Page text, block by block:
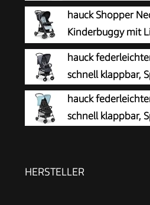
Babywanne &
Babyschale Voll-
Regenschutz Kindertisch
Schwarz/Schwarz
hauck Shopper
Kinderbuggy mit
Geburt bis 22 kg,
Getränkehalter, Einhändig
Zusammenklappbar,
hauck
schnell klappbar,
hauck
schnell klappbar,
HERSTELLER